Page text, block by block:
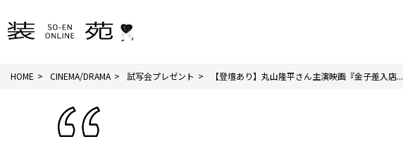
HOME CINEMA/DRAMA 試写会プレゼント 【登壇あり】丸山隆平さん主演映画『金子差入店...